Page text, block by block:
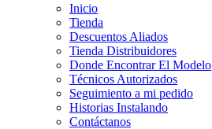
Inicio
Tienda
Descuentos Aliados
Tienda Distribuidores
Donde Encontrar El Modelo
Técnicos Autorizados
Seguimiento a mi pedido
Historias Instalando
Contáctanos